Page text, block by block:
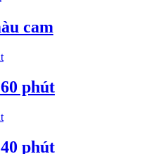
cam
phút
phút